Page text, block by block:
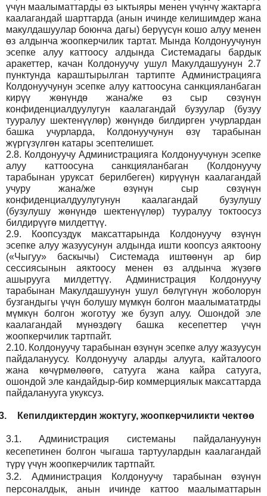
үчүн маалыматтарды өз ыктыяры менен үчүнчү жактарга
каалагандай шарттарда (анын ичинде келишимдер жана
макулдашуулар боюнча дагы) берүүсүн кошо алуу менен
өз алдынча жоопкерчилик тартат. Мында Колдонуучунун
эсепке алуу каттоосу алдында Системадагы бардык
аракеттер, качан Колдонуучу ушул Макулдашуунун 2.7
пунктунда караштырылган тартипте Администрацияга
Колдонуучунун эсепке алуу каттоосуна санкцияланбаган
кирүү жөнүндө жана/же өз сыр сөзүнүн
конфиденциалдуулугун каалагандай бузуулар (бузуу
тууралуу шектенүүлөр) жөнүндө билдирген учурлардан
башка учурларда, Колдонуучунун өзү тарабынан
жүргүзүлгөн катары эсептелишет.
2.8. Колдонуучу Администрацияга Колдонуучунун эсепке
алуу каттоосуна санкцияланбаган (Колдонуучу
тарабынан уруксат берилбеген) кирүүнүн каалагандай
учуру жана/же өзүнүн сыр сөзүнүн
конфиденциалдуулугунун каалагандай бузулушу
(бузулушу жөнүндө шектенүүлөр) тууралуу токтоосуз
билдирүүгө милдеттүү.
2.9.
Коопсуздук максаттарында Колдонуучу өзүнүн
эсепке алуу жазуусунун алдында ишти коопсуз аяктоону
(«Чыгуу» баскычы) Системада иштөөнүн ар бир
сессиясынын аяктоосу менен өз алдынча жүзөгө
ашырууга милдеттүү. Администрация Колдонуучу
тарабынан Макулдашуунун ушул бөлүгүнүн жоболорун
бузгандыгы үчүн болушу мүмкүн болгон маалымататрды
мүмкүн болгон жоготуу же бузуп алуу. Ошондой эле
каалагандай мүнөздөгү башка кесепеттер үчүн
жоопкерчилик тартпайт.
2.10. Колдонуучу тарабынан өзүнүн эсепке алуу жазуусун
пайдалануусу. Колдонуучу аларды алууга, кайталоого
жана көчүрмөлөөгө, сатууга жана кайра сатууга,
ошондой эле кандайдыр-бир коммерциялык максаттарда
пайдаланууга укуксуз.
Кепилдиктердин жоктугу, жоопкерчиликти чектөө
3.1.Администрация системаны пайдалануунун
кесепетинен болгон чыгаша тартуулардын каалагандай
түрү үчүн жоопкерчилик тартпайт.
3.2. Администрация
Колдонуучу тарабынан өзүнүн
персоналдык, анын ичинде каттоо маалыматтарын